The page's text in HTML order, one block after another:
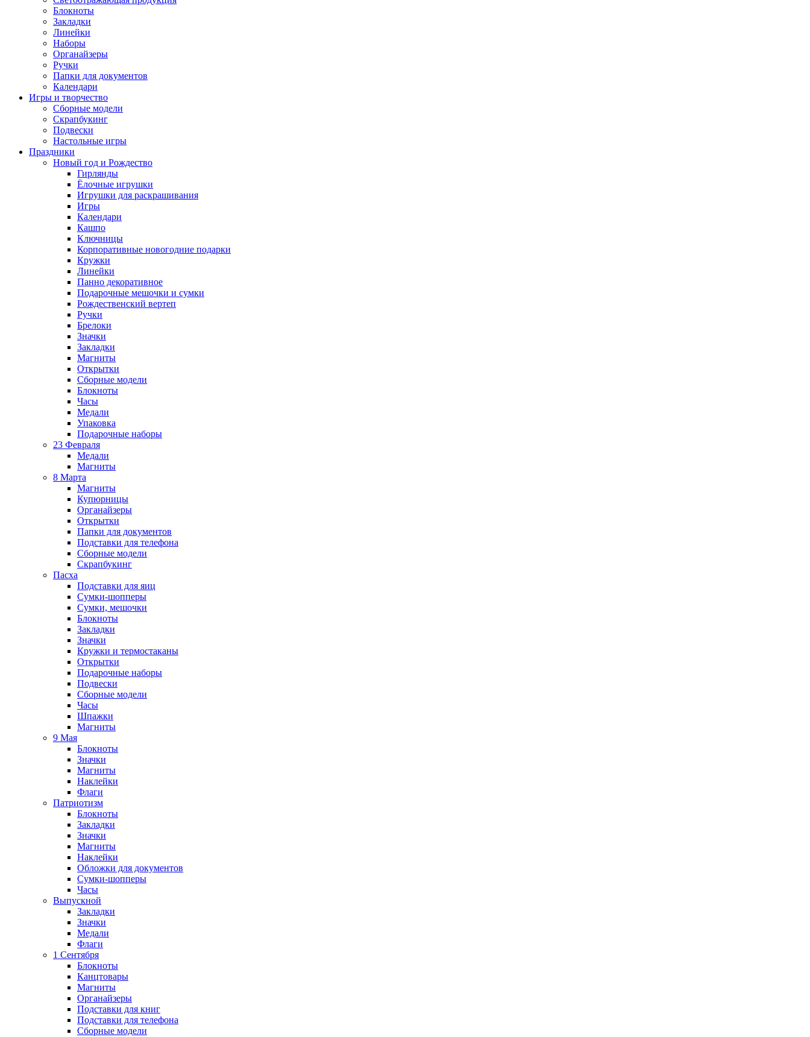
Блокноты
Закладки
Линейки
Наборы
Органайзеры
Ручки
Папки для документов
Календари
Игры и творчество
Сборные модели
Скрапбукинг
Подвески
Настольные игры
Праздники
Новый год и Рождество
Гирлянды
Ёлочные игрушки
Игрушки для раскрашивания
Игры
Календари
Кашпо
Ключницы
Корпоративные новогодние подарки
Кружки
Линейки
Панно декоративное
Подарочные мешочки и сумки
Рождественский вертеп
Ручки
Брелоки
Значки
Закладки
Магниты
Открытки
Сборные модели
Блокноты
Часы
Медали
Упаковка
Подарочные наборы
23 Февраля
Медали
Магниты
8 Марта
Магниты
Купюрницы
Органайзеры
Открытки
Папки для документов
Подставки для телефона
Сборные модели
Скрапбукинг
Пасха
Подставки для яиц
Сумки-шопперы
Сумки, мешочки
Блокноты
Закладки
Значки
Кружки и термостаканы
Открытки
Подарочные наборы
Подвески
Сборные модели
Часы
Шпажки
Магниты
9 Мая
Блокноты
Значки
Магниты
Наклейки
Флаги
Патриотизм
Блокноты
Закладки
Значки
Магниты
Наклейки
Обложки для документов
Сумки-шопперы
Часы
Выпускной
Закладки
Значки
Медали
Флаги
1 Сентября
Блокноты
Канцтовары
Магниты
Органайзеры
Подставки для книг
Подставки для телефона
Сборные модели